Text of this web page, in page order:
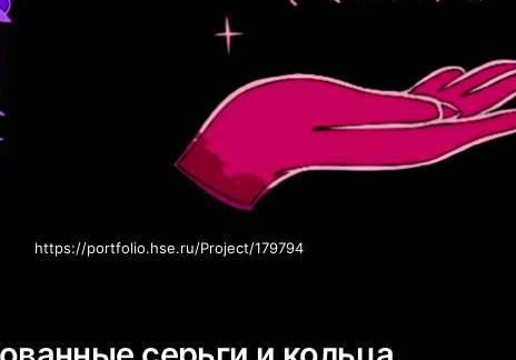
https://portfolio.hse.ru/Project/179794